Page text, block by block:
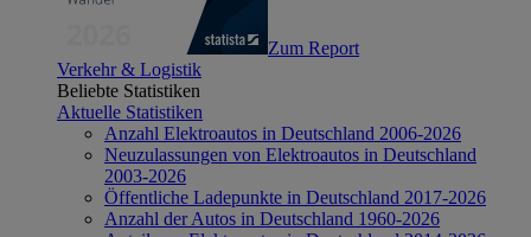
Zum Report
Verkehr & Logistik
Beliebte Statistiken
Aktuelle Statistiken
Anzahl Elektroautos in Deutschland 2006-2026
Neuzulassungen von Elektroautos in Deutschland
2003-2026
Öffentliche Ladepunkte in Deutschland 2017-2026
Anzahl der Autos in Deutschland 1960-2026